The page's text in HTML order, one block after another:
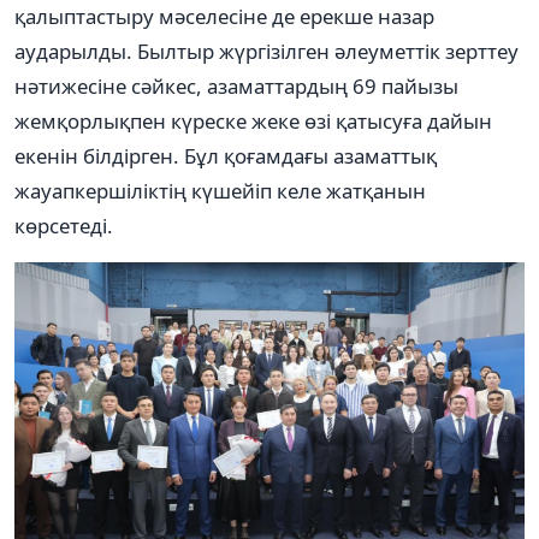
қалыптастыру мәселесіне де ерекше назар
аударылды. Былтыр жүргізілген әлеуметтік зерттеу
нәтижесіне сәйкес, азаматтардың 69 пайызы
жемқорлықпен күреске жеке өзі қатысуға дайын
екенін білдірген. Бұл қоғамдағы азаматтық
жауапкершіліктің күшейіп келе жатқанын
көрсетеді.